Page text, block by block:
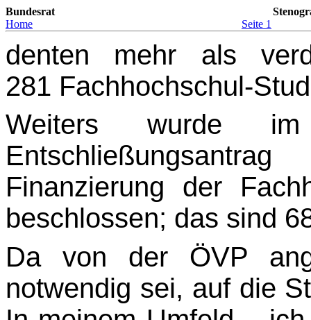
Bundesrat
Home
Seite 1
denten mehr als
281 Fachhochschul-
Weiters wurde
Finanzierung der
beschlossen; das sind
Da von der ÖVP
notwendig sei, auf die